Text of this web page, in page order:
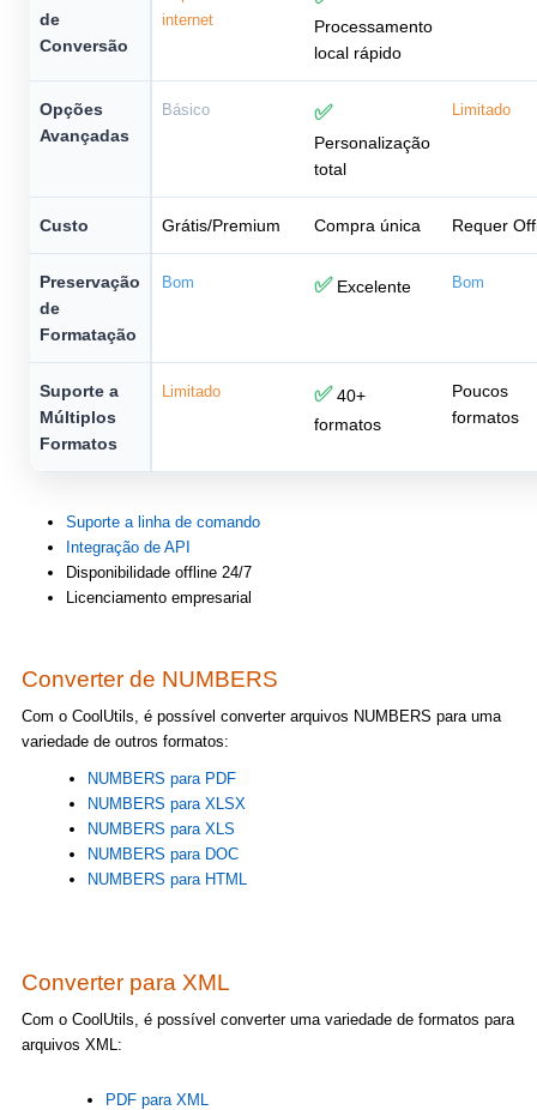
de
Conversão
internet
Processamento
local rápido
Opções
Avançadas
Básico ✅
Personalização
total
Limitado
Custo Grátis/Premium Compra única Requer
Preservação
de
Formatação
Bom ✅Excelente Bom
Suporte a
Múltiplos
Formatos
Limitado ✅40+
formatos
Poucos
formatos
Suporte a linha de comando
Integração de API
Disponibilidade offline 24/7
Licenciamento empresarial
Converter de NUMBERS
Com o CoolUtils, é possível converter arquivos NUMBERS para uma
variedade de outros formatos:
NUMBERS para PDF
NUMBERS para XLSX
NUMBERS para XLS
NUMBERS para DOC
NUMBERS para HTML
Converter para XML
Com o CoolUtils, é possível converter uma variedade de formatos para
arquivos XML:
PDF para XML